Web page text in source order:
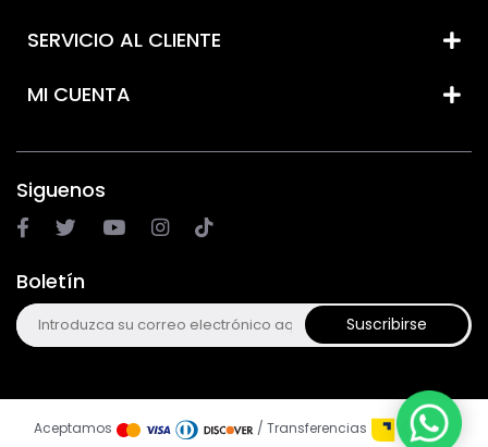
SERVICIO AL CLIENTE
MI CUENTA
Siguenos
Boletín
Suscribirse
Aceptamos / Transferencias